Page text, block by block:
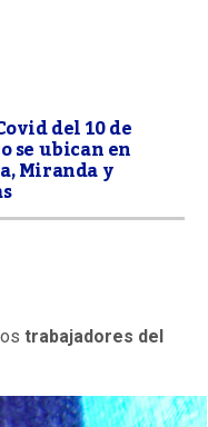
del 10 de
se ubican en
Miranda y
trabajadores del